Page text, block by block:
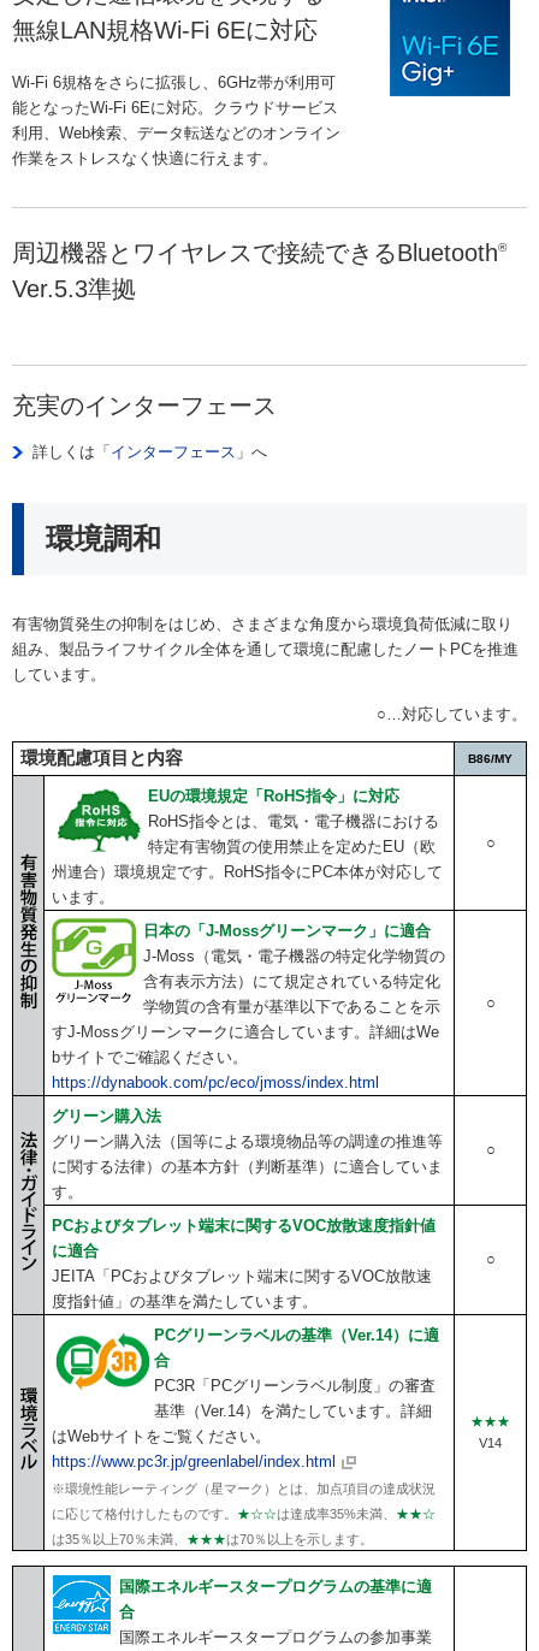
無線LAN規格Wi-Fi 6Eに対応
Wi-Fi 6規格をさらに拡張し、6GHz帯が利用可
能となったWi-Fi 6Eに対応。クラウドサービス
利用、Web検索、データ転送などのオンライン
作業をストレスなく快適に行えます。
周辺機器とワイヤレスで接続できるBluetooth®
Ver.5.3準拠
充実のインターフェース
詳しくは「インターフェース 」へ
環境調和
有害物質発生の抑制をはじめ、さまざまな角度から環境負荷低減に取り
組み、製品ライフサイクル全体を通して環境に配慮したノートPCを推進
しています。
○…対応しています。
環境配慮項目と内容 B86/MY
EUの環境規定「RoHS指令」に対応
RoHS指令とは、電気・電子機器における
特定有害物質の使用禁止を定めたEU（欧
州連合）環境規定です。RoHS指令にPC本体が対応して
います。
○
日本の「J-Mossグリーンマーク」に適合
J-Moss（電気・電子機器の特定化学物質の
含有表示方法）にて規定されている特定化
学物質の含有量が基準以下であることを示
すJ-Mossグリーンマークに適合しています。詳細はWe
bサイトでご確認ください。
https://dynabook.com/pc/eco/jmoss/index.html
○
グリーン購入法
グリーン購入法（国等による環境物品等の調達の推進等
に関する法律）の基本方針（判断基準）に適合していま
す。
○
PCおよびタブレット端末に関するVOC放散速度指針値
に適合
JEITA「PCおよびタブレット端末に関するVOC放散速
度指針値」の基準を満たしています。
○
PCグリーンラベルの基準（Ver.14）に適
合
PC3R「PCグリーンラベル制度」の審査
基準（Ver.14）を満たしています。詳細
はWebサイトをご覧ください。
https://www.pc3r.jp/greenlabel/index.html
※環境性能レーティング（星マーク）とは、加点項目の達成状況
に応じて格付けしたものです。 ★☆☆は達成率35%未満、 ★★☆
は35％以上70％未満、 ★★★は70％以上を示します。
★★★
V14
国際エネルギースタープログラムの基準に適
合
国際エネルギースタープログラムの参加事業